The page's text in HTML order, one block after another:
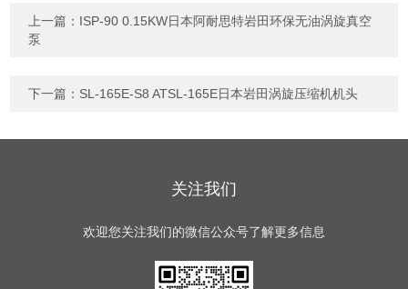
上一篇： ISP-90 0.15KW日本阿耐思特岩田环保无油涡旋真空
泵
下一篇： SL-165E-S8 ATSL-165E日本岩田涡旋压缩机机头
关注我们
欢迎您关注我们的微信公众号了解更多信息